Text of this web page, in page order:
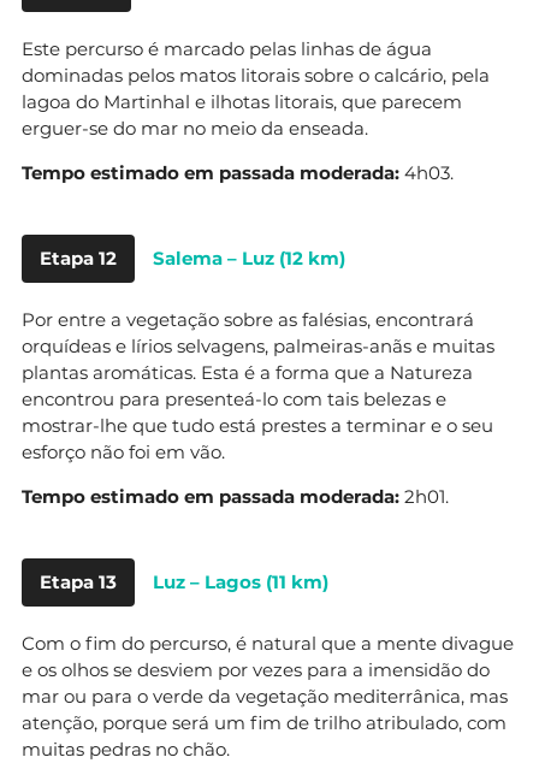
Este percurso é marcado pelas linhas de água
dominadas pelos matos litorais sobre o calcário, pela
lagoa do Martinhal e ilhotas litorais, que parecem
erguer-se do mar no meio da enseada.
Tempo estimado em passada moderada: 4h03.
Etapa 12 Salema – Luz (12 km)
Por entre a vegetação sobre as falésias, encontrará
orquídeas e lírios selvagens, palmeiras-anãs e muitas
plantas aromáticas. Esta é a forma que a Natureza
encontrou para presenteá-lo com tais belezas e
mostrar-lhe que tudo está prestes a terminar e o seu
esforço não foi em vão.
Tempo estimado em passada moderada: 2h01.
Etapa 13 Luz – Lagos (11 km)
Com o fim do percurso, é natural que a mente divague
e os olhos se desviem por vezes para a imensidão do
mar ou para o verde da vegetação mediterrânica, mas
atenção, porque será um fim de trilho atribulado, com
muitas pedras no chão.